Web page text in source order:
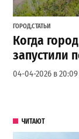
ГОРОД,СТАТЬИ
Когда
запустили
04-04-2026 в 20:09
ЧИТАЮТ